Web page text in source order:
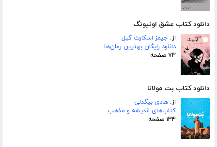
دانلود کتاب عشق اونیونگ
از: جیمز اسکارث گیل
دانلود رایگان بهترین رمان‌ها
۷۳ صفحه
دانلود کتاب بت مولانا
از: هادی بیگدلی
کتاب‌های اندیشه و مذهب
۱۳۴ صفحه